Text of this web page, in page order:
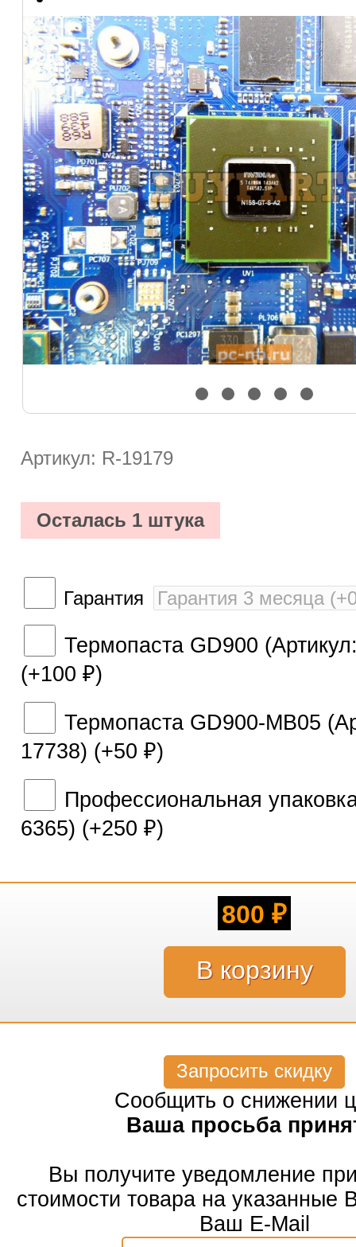
Артикул: R-19179
Осталась 1 штука
Гарантия
Термопаста GD900
(+100 ₽)
Термопаста GD900-MB05
17738) (+50 ₽)
Профессиональная
6365) (+250 ₽)
800 ₽
Запросить скидку
Сообщить о снижении
Ваша просьба
Вы получите уведомление
стоимости товара на указанные
Ваш E-Mail